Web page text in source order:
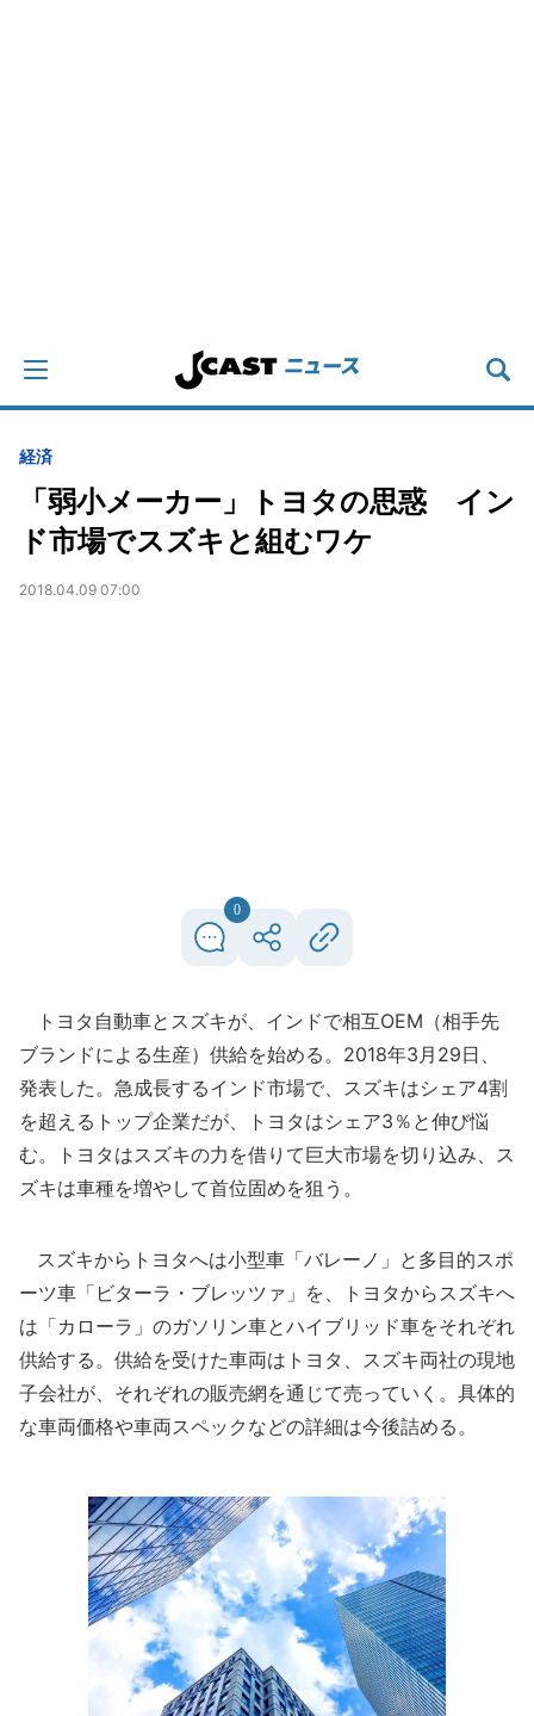
経済
「弱小メーカー」トヨタの思惑 イン
ド市場でスズキと組むワケ
2018.04.09 07:00
0
トヨタ自動車とスズキが、インドで相互OEM（相手先
ブランドによる生産）供給を始める。2018年3月29日、
発表した。急成長するインド市場で、スズキはシェア4割
を超えるトップ企業だが、トヨタはシェア3％と伸び悩
む。トヨタはスズキの力を借りて巨大市場を切り込み、ス
ズキは車種を増やして首位固めを狙う。
スズキからトヨタへは小型車「バレーノ」と多目的スポ
ーツ車「ビターラ・ブレッツァ」を、トヨタからスズキへ
は「カローラ」のガソリン車とハイブリッド車をそれぞれ
供給する。供給を受けた車両はトヨタ、スズキ両社の現地
子会社が、それぞれの販売網を通じて売っていく。具体的
な車両価格や車両スペックなどの詳細は今後詰める。